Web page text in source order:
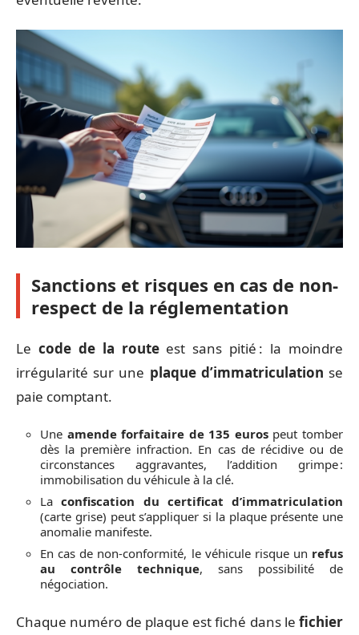
Sanctions et risques en cas de non-
respect de la réglementation
Le code de la routeest sans pitié : la moindre
irrégularité sur une plaque d’immatriculation se
paie comptant.
Une amende forfaitaire de 135 eurospeut tomber
dès la première infraction. En cas de récidive ou de
circonstances aggravantes, l’addition grimpe :
immobilisation du véhicule à la clé.
Laconfiscation du certificat d’immatriculation
(carte grise) peut s’appliquer si la plaque présente une
anomalie manifeste.
En cas de non-conformité, le véhicule risque un refus
au contrôle technique, sans possibilité de
négociation.
Chaque numéro de plaque est fiché dans le fichier